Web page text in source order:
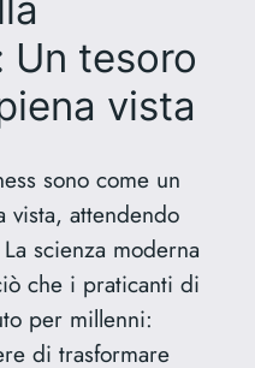
Un tesoro
vista
sono come un
vista, attendendo
scienza moderna
che i praticanti di
per millenni:
di trasformare